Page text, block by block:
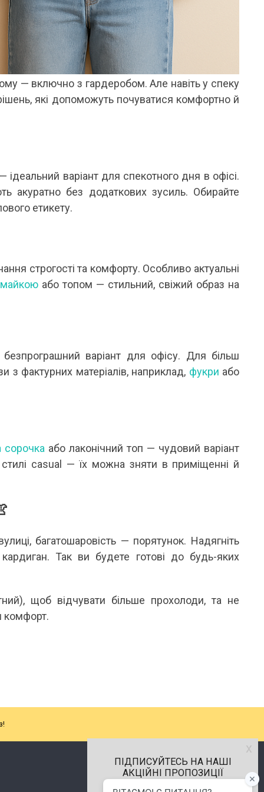
ЛІТНЬОЇ ПОРИ
літню пору особливо цінуються речі, які не
гарно виглядають, а й дають відчуття
протягом усього дня. Саме тому
далі →
ВІДКРИТІ
Кожного літа вибір між
до одного питання: закритий
зараз тренд не про “або-або”. У
Читати далі →
— включно з гардеробом. Але навіть у спеку
які допоможуть почуватися комфортно й
ідеальний варіант для спекотного дня в офісі.
акуратно без додаткових зусиль. Обирайте
етикету.
строгості та комфорту. Особливо актуальні
майкою або топом — стильний, свіжий образ на
варіант для офісу. Для більш
з фактурних матеріалів, наприклад, фукри або
сорочкаабо лаконічний топ — чудовий варіант
casual — їх можна зняти в приміщенні й
багатошаровість — порятунок. Надягніть
Так ви будете готові до будь-яких
щоб відчувати більше прохолоди, та не
комфорт.
м.Хмельницький
х
ПІДПИСУЙТЕСЬ НА НАШІ
АКЦІЙНІ ПРОПОЗИЦІЇ